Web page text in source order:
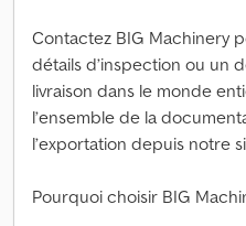
Contactez BIG Machinery
détails d’inspection ou un
livraison dans le monde
l’ensemble de la
l’exportation depuis notre
Pourquoi choisir BIG